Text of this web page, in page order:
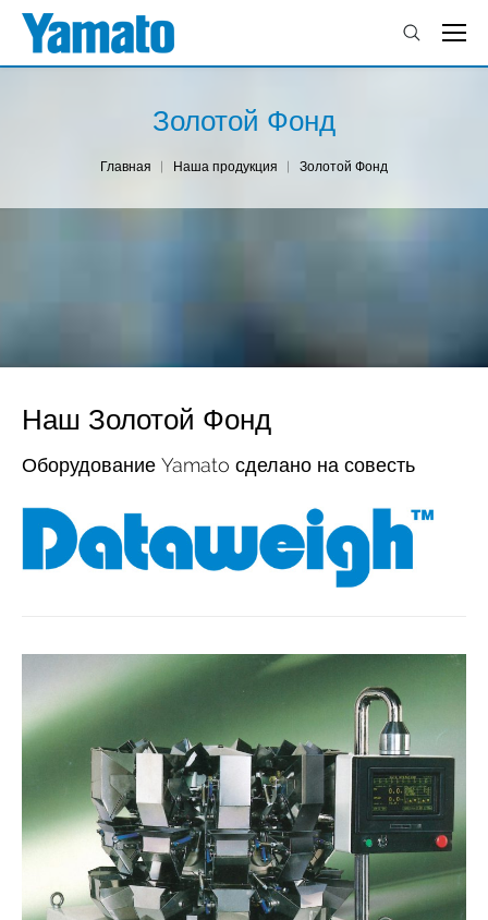
Золотой Фонд
You are here:Главная Наша продукция Золотой Фонд
Наш Золотой Фонд
Оборудование Yamato сделано на совесть